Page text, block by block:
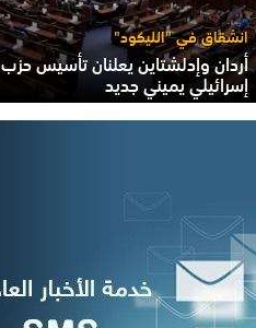
انشقاق في "الليكود"
أردان وإدلشتاين يعلنان تأسيس حزب
إسرائيلي يميني جديد